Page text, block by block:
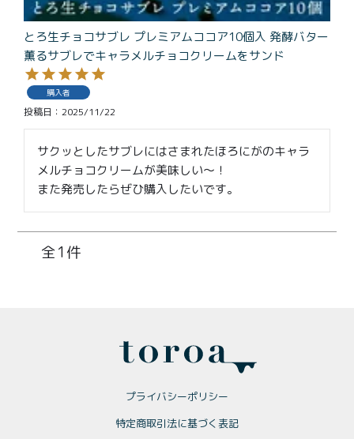
toroa夏のアウトレッ
トセール
手さげ袋
季節限定
価格別
¥2,000〜¥3,999
¥6,000〜
〜¥1,999
¥4,000〜¥5,999
TOP
商品
とろ生チョコサブレ プレミアムココア10個入 発酵バター
薫るサブレでキャラメルチョコクリームをサンド
購入者
投稿日 2025/11/22
サクッとしたサブレにはさまれたほろにがのキャラ
メルチョコクリームが美味しい～！
また発売したらぜひ購入したいです。
1
プライバシーポリシー
特定商取引法に基づく表記